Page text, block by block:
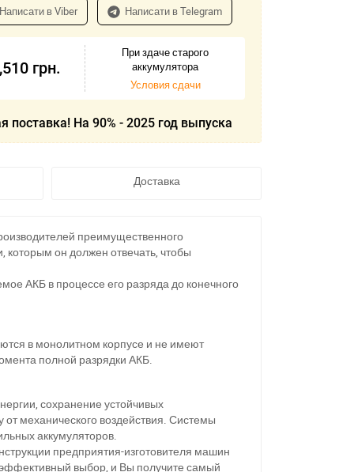
в Viber Написати в Telegram
грн.
При здаче старого
аккумулятора
Условия сдачи
поставка! На 90% - 2025 год выпуска
Доставка
преимущественного
которым он должен отвечать, чтобы
АКБ в процессе его разряда до конечного
в монолитном корпусе и не имеют
полной разрядки АКБ.
сохранение устойчивых
механического воздействия. Системы
аккумуляторов.
предприятия-изготовителя машин
выбор, и Вы получите самый